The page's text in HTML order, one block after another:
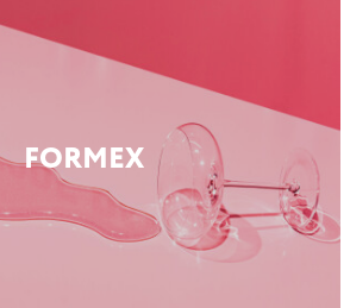
FORMEX